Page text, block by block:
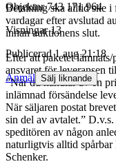
Betalning ska alltid ske i
vardagar efter avslutad
innan auktionens slut.
Efter att paketet
ansvaret för leveransen
”När du handlar av en
inlämnad försändelse
När säljaren postat
sin del av avtalet.”
speditören av någon
naturligtvis alltid spårbar
Schenker.
Objektnr 743 171 964
Visningar 13
Publicerad 1 aug 21:18
Anmäl Sälj liknande